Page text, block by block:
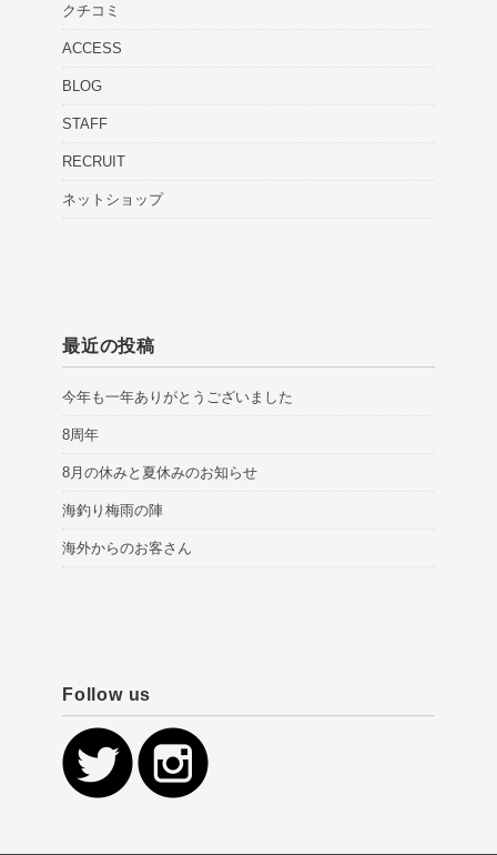
クチコミ
ACCESS
BLOG
STAFF
RECRUIT
ネットショップ
最近の投稿
今年も一年ありがとうございました
8周年
8月の休みと夏休みのお知らせ
海釣り梅雨の陣
海外からのお客さん
Follow us